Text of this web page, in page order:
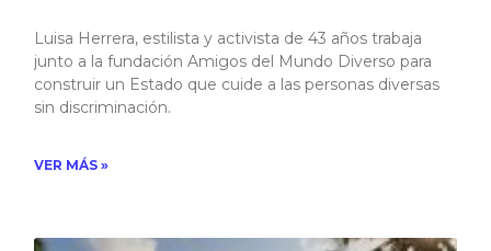
Luisa Herrera, estilista y activista de 43 años trabaja
junto a la fundación Amigos del Mundo Diverso para
construir un Estado que cuide a las personas diversas
sin discriminación.
VER MÁS »